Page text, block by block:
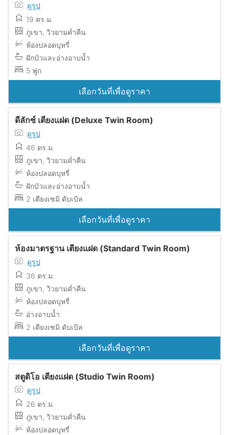
ดูรูป
19 ตร.ม.
ภูเขา, วิวยามค่ำคืน
ห้องปลอดบุหรี่
ฝักบัวและอ่างอาบน้ำ
5 ฟูก
เลือกวันที่เพื่อดูราคา
ดีลักซ์ เตียงแฝด (Deluxe Twin Room)
ดูรูป
46 ตร.ม.
ภูเขา, วิวยามค่ำคืน
ห้องปลอดบุหรี่
ฝักบัวและอ่างอาบน้ำ
2 เตียงเซมิ ดับเบิล
เลือกวันที่เพื่อดูราคา
ห้องมาตรฐาน เตียงแฝด (Standard Twin Room)
ดูรูป
36 ตร.ม.
ภูเขา, วิวยามค่ำคืน
ห้องปลอดบุหรี่
อ่างอาบน้ำ
2 เตียงเซมิ ดับเบิล
เลือกวันที่เพื่อดูราคา
สตูดิโอ เตียงแฝด (Studio Twin Room)
ดูรูป
26 ตร.ม.
ภูเขา, วิวยามค่ำคืน
ห้องปลอดบุหรี่